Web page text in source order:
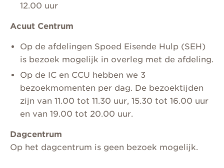
12.00 uur
Acuut Centrum
Op de afdelingen Spoed Eisende Hulp (SEH)
is bezoek mogelijk in overleg met de afdeling.
Op de IC en CCU hebben we 3
bezoekmomenten per dag. De bezoektijden
zijn van 11.00 tot 11.30 uur, 15.30 tot 16.00 uur
en van 19.00 tot 20.00 uur.
Dagcentrum
Op het dagcentrum is geen bezoek mogelijk.